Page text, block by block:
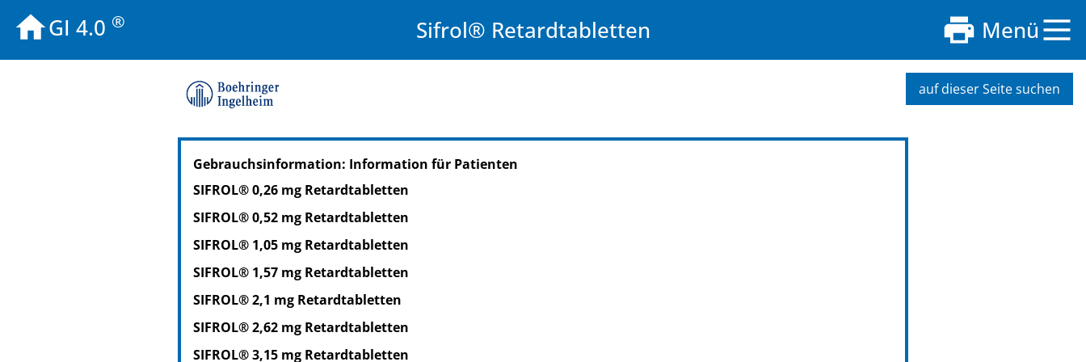
GI 4.0 ® Sifrol® Retardtabletten Menü
auf dieser Seite suchen
PZN: 03420748
PPN: 110342074871
NTIN: 04150034207480
Gebrauchsinformation: Information für Patienten
SIFROL® 0,26 mg Retardtabletten
SIFROL® 0,52 mg Retardtabletten
SIFROL® 1,05 mg Retardtabletten
SIFROL® 1,57 mg Retardtabletten
SIFROL® 2,1 mg Retardtabletten
SIFROL® 2,62 mg Retardtabletten
SIFROL® 3,15 mg Retardtabletten